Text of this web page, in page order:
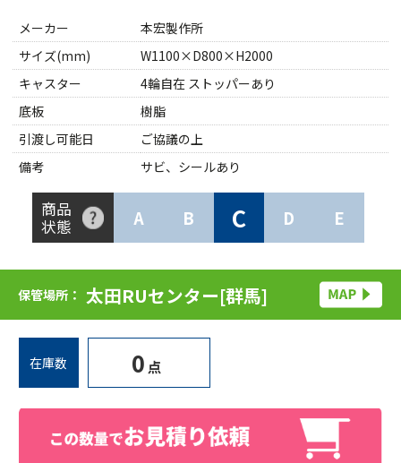
メーカー
本宏製作所
サイズ(mm)
W1100×D800×H2000
キャスター
4輪自在 ストッパーあり
底板
樹脂
引渡し可能日
ご協議の上
備考
サビ、シールあり
商品
状態
A B C D E
保管場所： 太田RUセンター[群馬]
在庫数 0 点